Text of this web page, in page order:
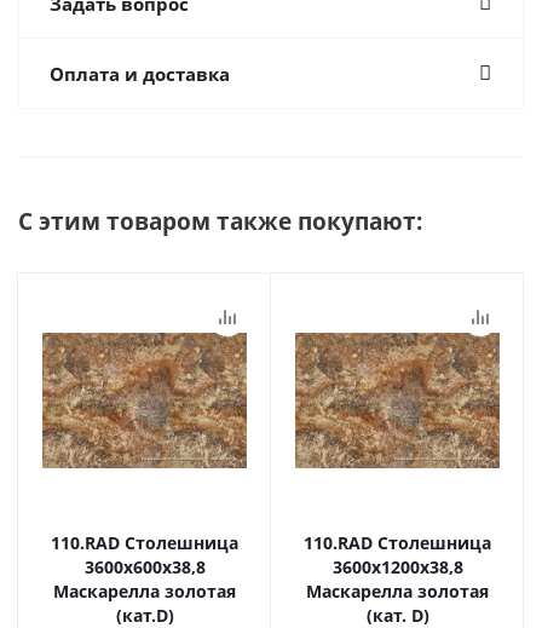
Оплата и доставка
С этим товаром также покупают:
110.RAD Столешница
3600х600х38,8
Маскарелла золотая
(кат.D)
110.RAD Столешница
3600х1200х38,8
Маскарелла золотая
(кат. D)